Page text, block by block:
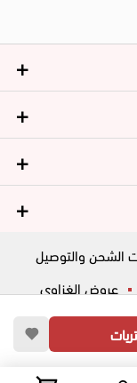
الشحن والتوصيل
عروض الغزاوي
شائعة